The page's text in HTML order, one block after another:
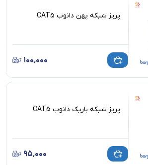
پریز شبکه پهن دانوب CAT5
۱۰۰٬۰۰۰
پریز شبکه باریک دانوب CAT5
۹۵٬۰۰۰